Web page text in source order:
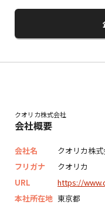
クオリカ株式会社
会社概要
会社名
クオリカ株
フリガナ
クオリカ
URL
https://
本社所在地 東京都